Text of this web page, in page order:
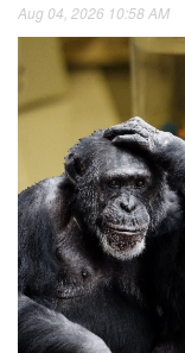
Aug 04, 2026 10:58 AM